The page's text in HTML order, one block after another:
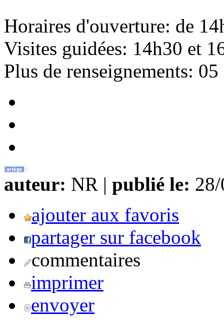
Horaires d'ouverture: de
Visites guidées: 14h30 et
Plus de renseignements:
auteur: NR | publié le:
ajouter aux favoris
partager sur facebook
commentaires
imprimer
envoyer